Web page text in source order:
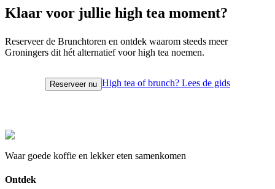
Klaar voor jullie high tea moment?
Reserveer de Brunchtoren en ontdek waarom steeds meer
Groningers dit hét alternatief voor high tea noemen.
Reserveer nu High tea of brunch? Lees de gids
Waar goede koffie en lekker eten samenkomen
Ontdek